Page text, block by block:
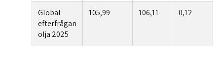
Global
efterfrågan
olja 2025
105,99 106,11 -0,12